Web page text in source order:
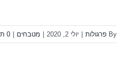
By פרגולות יולי 2, 2020 מטבחים 0 תגובות